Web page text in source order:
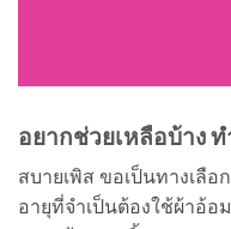
อยากช่วยเหลือบ้าง ท
สบายเพิส ขอเป็นทางเลือ
อายุที่จำเป็นต้องใช้ผ้าอ้